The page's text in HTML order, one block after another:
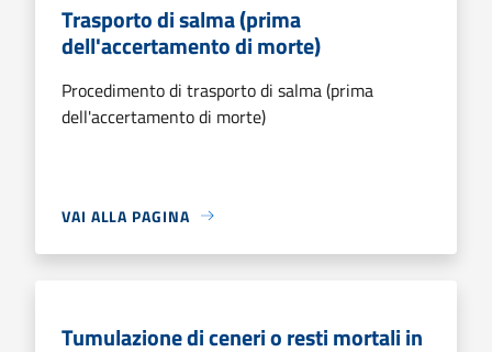
Trasporto di salma (prima
dell'accertamento di morte)
Procedimento di trasporto di salma (prima
dell'accertamento di morte)
VAI ALLA PAGINA
Tumulazione di ceneri o resti mortali in